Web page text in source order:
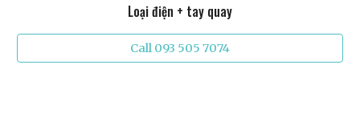
Loại điện + tay quay
Call 093 505 7074